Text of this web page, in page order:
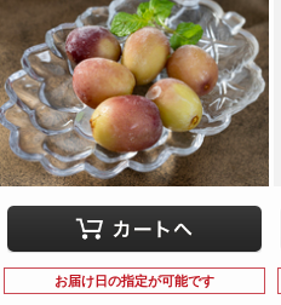
お届け日の指定が可能です